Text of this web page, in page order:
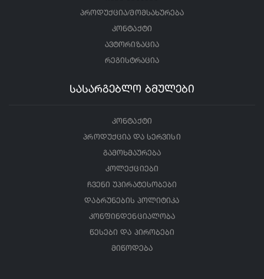
პროდუქცია/მომსახურება
კონტაქტი
ავტორიზაცია
რეგისტრაცია
სასარგებლო ბმულები
კონტაქტი
პროდუქცია და სერვისი
გამოხმაურება
კოლექციები
ჩვენი უპირატესობები
დაბრუნების პოლიტიკა
კონფინდენციალობა
წესები და პირობები
მიწოდება